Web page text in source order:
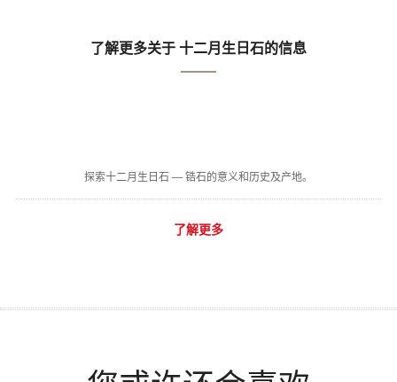
了解更多关于 十二月生日石的信息
探索十二月生日石 — 锆石的意义和历史及产地。
了解更多